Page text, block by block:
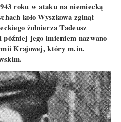
roku w ataku na niemiecką
koło Wyszkowa zginął
żołnierza Tadeusz
jego imieniem nazwano
Krajowej, który m.in.